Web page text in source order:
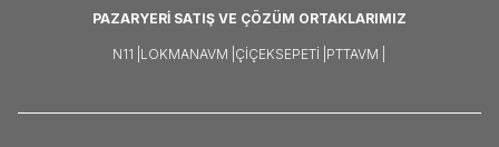
PAZARYERİ SATIŞ VE ÇÖZÜM ORTAKLARIMIZ
N11 | LOKMANAVM | ÇIÇEKSEPETI | PTTAVM |